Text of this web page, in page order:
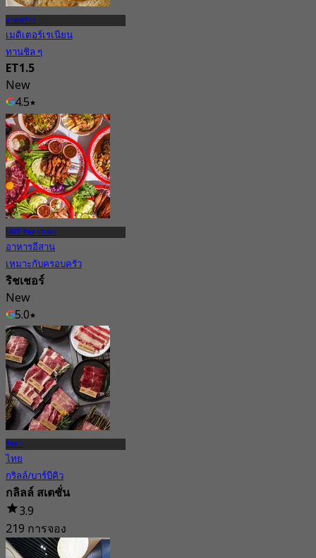
ลาดพร้าว
เมดิเตอร์เรเนียน
ทานชิล ๆ
ET1.5
New
4.5
จาก฿ 416.66
MRT รัชดาภิเษก
อาหารอีสาน
เหมาะกับครอบครัว
ริชเชอร์
New
5.0
จาก฿ 396.66
รัชดา
ไทย
กริลล์/บาร์บีคิว
กลิลล์ สเตชั่น
3.9
219 การจอง
จาก฿ 379